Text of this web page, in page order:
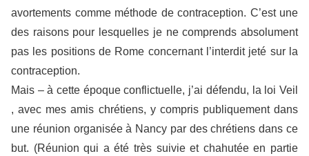
avortements comme méthode de contraception. C’est une
des raisons pour lesquelles je ne comprends absolument
pas les positions de Rome concernant l’interdit jeté sur la
contraception.
Mais – à cette époque conflictuelle, j’ai défendu, la loi Veil
, avec mes amis chrétiens, y compris publiquement dans
une réunion organisée à Nancy par des chrétiens dans ce
but. (Réunion qui a été très suivie et chahutée en partie